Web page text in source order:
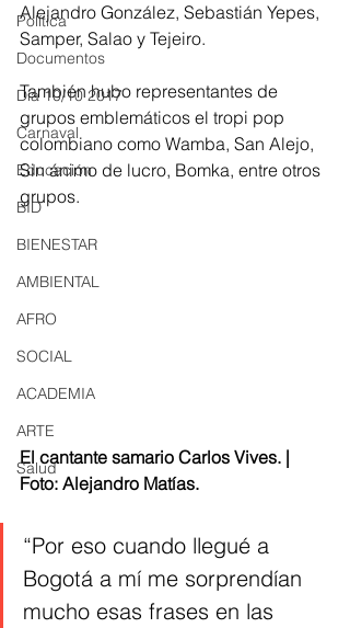
Política
Documentos
Día 10/10 2017
Carnaval
Educación
BID
BIENESTAR
AMBIENTAL
AFRO
SOCIAL
ACADEMIA
ARTE
Salud
Alejandro González, Sebastián Yepes,
Samper, Salao y Tejeiro.
También hubo representantes de
grupos emblemáticos el tropi pop
colombiano como Wamba, San Alejo,
Sin ánimo de lucro, Bomka, entre otros
grupos.
El cantante samario Carlos Vives. |
Foto: Alejandro Matías.
“Por eso cuando llegué a
Bogotá a mí me sorprendían
mucho esas frases en las